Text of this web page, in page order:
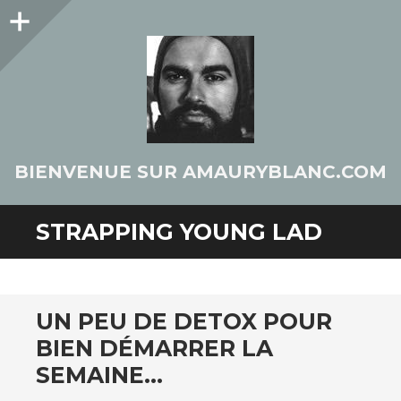
Colonne
BIENVENUE SUR AMAURYBLANC.COM
STRAPPING YOUNG LAD
UN PEU DE DETOX POUR
BIEN DÉMARRER LA
SEMAINE…